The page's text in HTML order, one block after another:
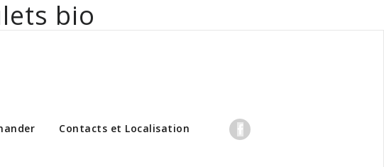
bio
et professionnels
Contacts et Localisation